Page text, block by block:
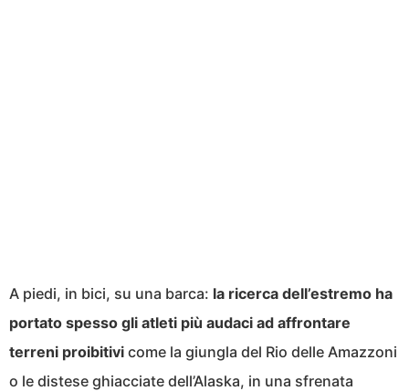
A piedi, in bici, su una barca: la ricerca dell’estremo ha
portato spesso gli atleti più audaci ad affrontare
terreni proibitivi come la giungla del Rio delle Amazzoni
o le distese ghiacciate dell’Alaska, in una sfrenata